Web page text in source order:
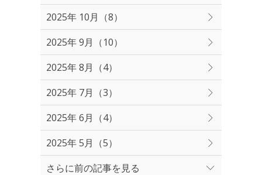
2025年 10月（8）
2025年 9月（10）
2025年 8月（4）
2025年 7月（3）
2025年 6月（4）
2025年 5月（5）
さらに前の記事を見る